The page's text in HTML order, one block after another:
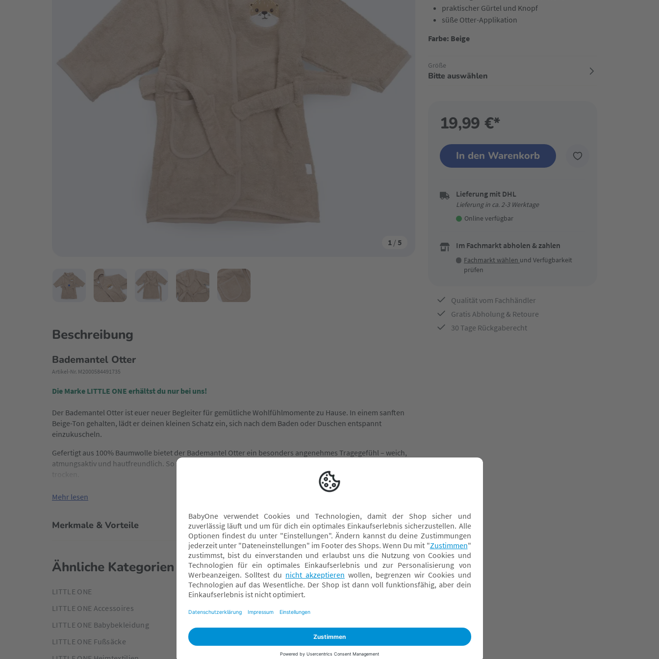
1 /5
praktischer Gürtel und Knopf
süße Otter-Applikation
Farbe: Beige
Größe
Bitte auswählen
19,99 €*
In den Warenkorb
Lieferung mit DHL
Lieferung in ca. 2-3 Werktage
Online verfügbar
Im Fachmarkt abholen & zahlen
Fachmarkt wählen und Verfügbarkeit
prüfen
Qualität vom Fachhändler
Gratis Abholung & Retoure
30 Tage Rückgaberecht
Beschreibung
Bademantel Otter
Artikel-Nr. M2000584491735
Die Marke LITTLE ONE erhältst du nur bei uns!
Der Bademantel Otter ist euer neuer Begleiter für gemütliche Wohlfühlmomente zu Hause. In einem sanften
Beige-Ton gehalten, lädt er deinen kleinen Schatz ein, sich nach dem Baden oder Duschen entspannt
einzukuscheln.
Gefertigt aus 100% Baumwolle bietet der Bademantel Otter ein besonders angenehmes Tragegefühl – weich,
atmungsaktiv und hautfreundlich. So sorgt er für ein wohliges Komforterlebnis und hält gleichzeitig warm und
Mehr lesen
Merkmale & Vorteile
Ähnliche Kategorien
LITTLE ONE
LITTLE ONE Accessoires
LITTLE ONE Babybekleidung
LITTLE ONE Fußsäcke
LITTLE ONE Spielzeug
LITTLE ONE Stillkissen